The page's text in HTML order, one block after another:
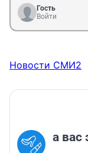
Гость
Войти
Новости СМИ2
а вас